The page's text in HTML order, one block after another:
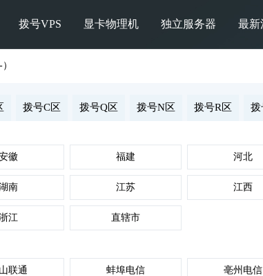
拨号VPS 显卡物理机 独立服务器 最新
拨号C区 拨号Q区 拨号N区 拨号R区 拨
徽 福建 河北
南 江苏 江西
江 直辖市
联通 蚌埠电信 亳州电信